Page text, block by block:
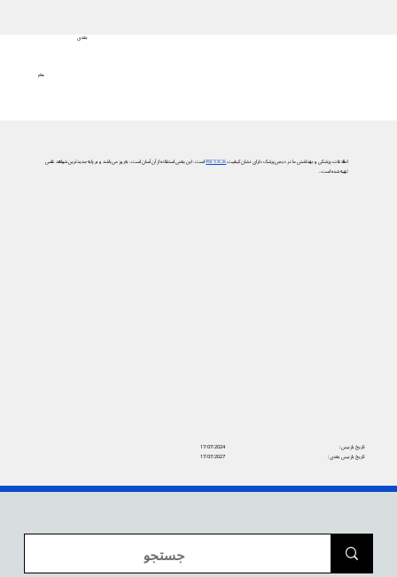
علائم
بعدی
اطلاعات پزشکی و بهداشتی ما در دیجی‌پزشک دارای نشان کیفیتPIF TICKاست. این یعنی استفاده از آن آسان است، به‌روز می‌باشد و بر پایه جدیدترین شواهد علمی
تهیه شده است.
17/07/2024
تاریخ بازبینی:
17/07/2027
تاریخ بازبینی بعدی: